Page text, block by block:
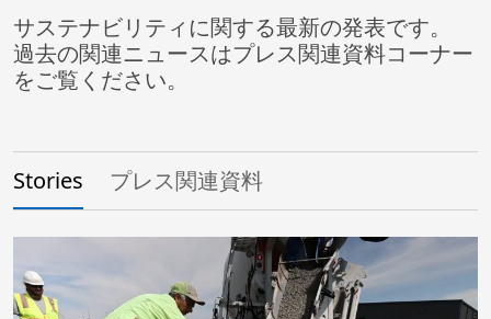
サステナビリティに関する最新の発表です。
過去の関連ニュースはプレス関連資料コーナー
をご覧ください。
Stories プレス関連資料